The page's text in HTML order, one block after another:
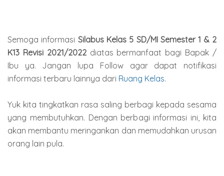
Semoga informasi Silabus Kelas 5 SD/MI Semester 1 & 2
K13 Revisi 2021/2022diatas bermanfaat bagi Bapak /
Ibu ya. Jangan lupa Follow agar dapat notifikasi
informasi terbaru lainnya dari Ruang Kelas.
Yuk kita tingkatkan rasa saling berbagi kepada sesama
yang membutuhkan. Dengan berbagi informasi ini, kita
akan membantu meringankan dan memudahkan urusan
orang lain pula.